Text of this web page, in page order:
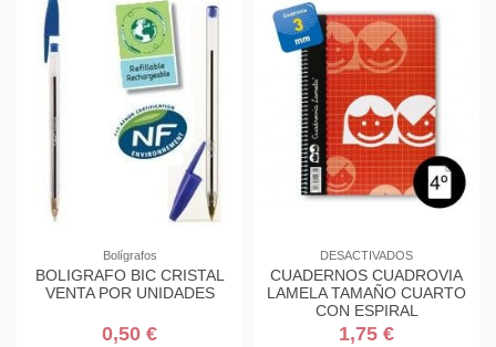
Bolígrafos
BOLIGRAFO BIC CRISTAL
VENTA POR UNIDADES
0,50 €
DESACTIVADOS
CUADERNOS CUADROVIA
LAMELA TAMAÑO CUARTO
CON ESPIRAL
1,75 €